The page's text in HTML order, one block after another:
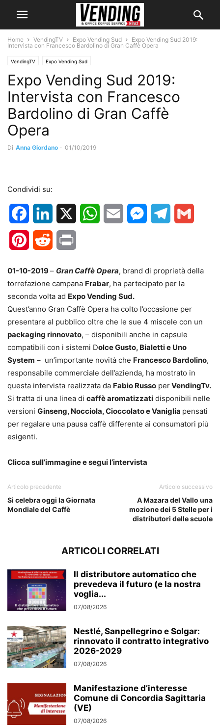
Home VendingTV Expo Vending Sud
Expo Vending Sud 2019:
Intervista con Francesco Bardolino di Gran Caffè Opera
VendingTV Expo Vending Sud
Expo Vending Sud 2019:
Intervista con Francesco
Bardolino di Gran Caffè
Opera
Di Anna Giordano - 01/10/2019
Condividi su:
FacebookLinkedIn WhatsApp
Email MessengerTelegram
PinterestReddit
01-10-2019– Gran Caffè Opera, brand di proprietà della
torrefazione campana Frabar, ha partecipato per la
seconda volta ad Expo Vending Sud.
Quest’anno Gran Caffè Opera ha colto l’occasione per
presentare al pubblico oltre che le sue 4 miscele con un
packaging rinnovato, – disponibili anche in capsule
compatibili con i sistemi Dolce Gusto, Bialetti e Uno
System – un’importante novità che Francesco Bardolino,
responsabile commerciale dell’azienda, ha mostrato in
questa intervista realizzata da Fabio Russo perVendingTv.
Si tratta di una linea di caffè aromatizzati disponibili nelle
versioni Ginseng, Nocciola, Cioccolato e Vaniglia pensati
per regalare una pausa caffè differente ai consumatori più
esigenti.
Clicca sull’immagine e segui l’intervista
Articolo precedente
Si celebra oggi la Giornata
Mondiale del Caffè
Articolo successivo
A Mazara del Vallo una
mozione dei 5 Stelle per i
distributori delle scuole
ARTICOLI CORRELATI
Il distributore automatico che
prevedeva il futuro (e la nostra
voglia...
07/08/2026
Nestlé, Sanpellegrino e Solgar:
rinnovato il contratto integrativo
2026-2029
07/08/2026
Manifestazione d’interesse
Comune di Concordia Sagittaria
(VE)
07/08/2026